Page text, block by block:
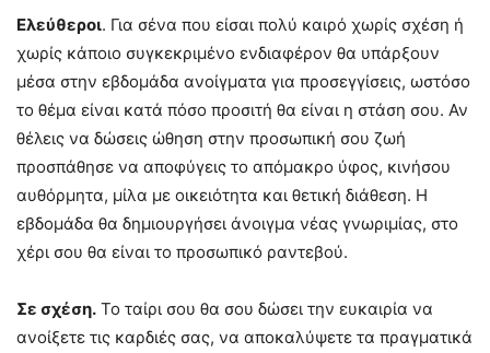
Ελεύθεροι. Για σένα που είσαι πολύ καιρό χωρίς σχέση ή
χωρίς κάποιο συγκεκριμένο ενδιαφέρον θα υπάρξουν
μέσα στην εβδομάδα ανοίγματα για προσεγγίσεις, ωστόσο
το θέμα είναι κατά πόσο προσιτή θα είναι η στάση σου. Αν
θέλεις να δώσεις ώθηση στην προσωπική σου ζωή
προσπάθησε να αποφύγεις το απόμακρο ύφος, κινήσου
αυθόρμητα, μίλα με οικειότητα και θετική διάθεση. Η
εβδομάδα θα δημιουργήσει άνοιγμα νέας γνωριμίας, στο
χέρι σου θα είναι το προσωπικό ραντεβού.
Σε σχέση. Το ταίρι σου θα σου δώσει την ευκαιρία να
ανοίξετε τις καρδιές σας, να αποκαλύψετε τα πραγματικά